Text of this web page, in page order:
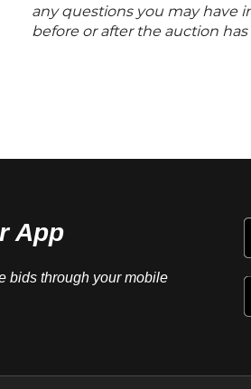
any questions you may have
before or after the auction
App
bids through your mobile